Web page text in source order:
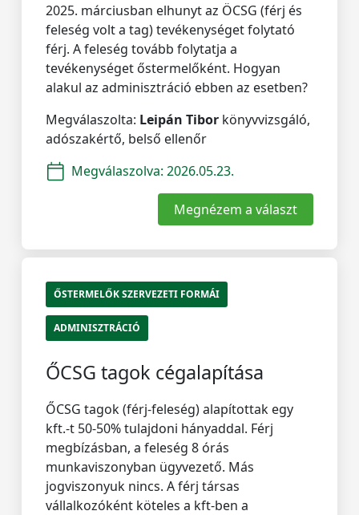
2025. márciusban elhunyt az ÖCSG (férj és
feleség volt a tag) tevékenységet folytató
férj. A feleség tovább folytatja a
tevékenységet őstermelőként. Hogyan
alakul az adminisztráció ebben az esetben?
Megválaszolta: Leipán Tibor könyvvizsgáló,
adószakértő, belső ellenőr
Megválaszolva: 2026.05.23.
Megnézem a választ
ŐSTERMELŐK SZERVEZETI FORMÁI
ADMINISZTRÁCIÓ
ŐCSG tagok cégalapítása
ŐCSG tagok (férj-feleség) alapítottak egy
kft.-t 50-50% tulajdoni hányaddal. Férj
megbízásban, a feleség 8 órás
munkaviszonyban ügyvezető. Más
jogviszonyuk nincs. A férj társas
vállalkozóként köteles a kft-ben a